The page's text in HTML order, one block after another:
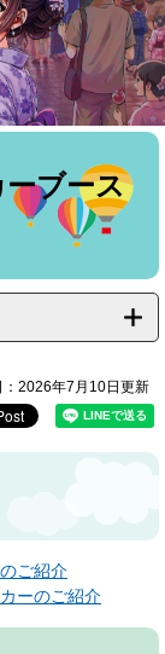
ブース
：2026年7月10日更新
ご紹介
ーのご紹介